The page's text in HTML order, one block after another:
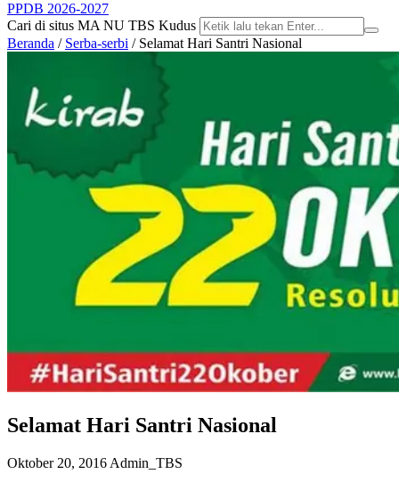
PPDB 2026-2027
Cari di situs MA NU TBS Kudus
Beranda / Serba-serbi / Selamat Hari Santri Nasional
Selamat Hari Santri Nasional
Oktober 20, 2016 Admin_TBS